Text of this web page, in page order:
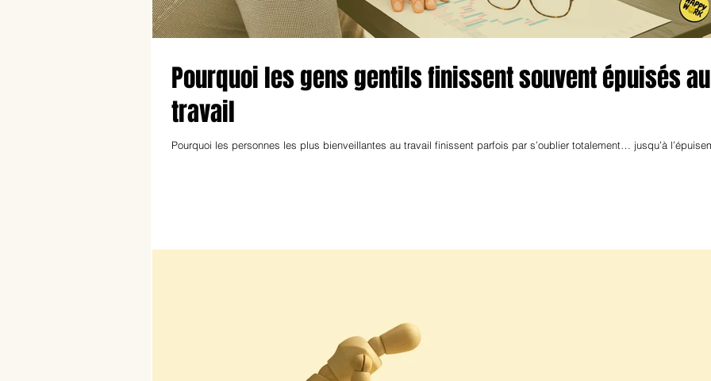
Pourquoi les gens gentils finissent souvent épuisés au
travail
Pourquoi les personnes les plus bienveillantes au travail finissent parfois par s’oublier totalement… jusqu’à